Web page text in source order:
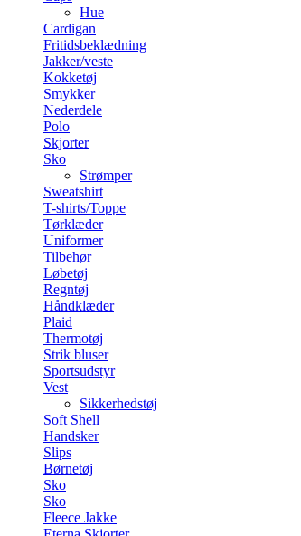
Hue
Cardigan
Fritidsbeklædning
Jakker/veste
Kokketøj
Smykker
Nederdele
Polo
Skjorter
Sko
Strømper
Sweatshirt
T-shirts/Toppe
Tørklæder
Uniformer
Tilbehør
Løbetøj
Regntøj
Håndklæder
Plaid
Thermotøj
Strik bluser
Sportsudstyr
Vest
Sikkerhedstøj
Soft Shell
Handsker
Slips
Børnetøj
Sko
Sko
Fleece Jakke